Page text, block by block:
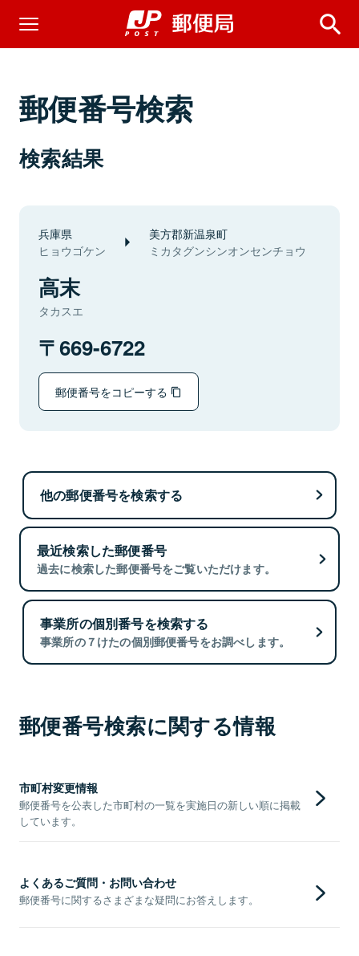
郵便番号検索
検索結果
兵庫県
ヒョウゴケン
美方郡新温泉町
ミカタグンシンオンセンチョウ
高末
タカスエ
669-6722
郵便番号をコピーする
他の郵便番号を検索する
最近検索した郵便番号
過去に検索した郵便番号をご覧いただけます。
事業所の個別番号を検索する
事業所の７けたの個別郵便番号をお調べします。
郵便番号検索に関する情報
市町村変更情報
郵便番号を公表した市町村の一覧を実施日の新しい順に掲載
しています。
よくあるご質問・お問い合わせ
郵便番号に関するさまざまな疑問にお答えします。